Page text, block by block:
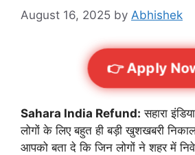
August 16, 2025 by Abhishek
👉 Apply
Sahara India Refund: सहारा
लोगों के लिए बहुत ही बड़ी खुशखबरी
आपको बता दे कि जिन लोगों ने शहर में